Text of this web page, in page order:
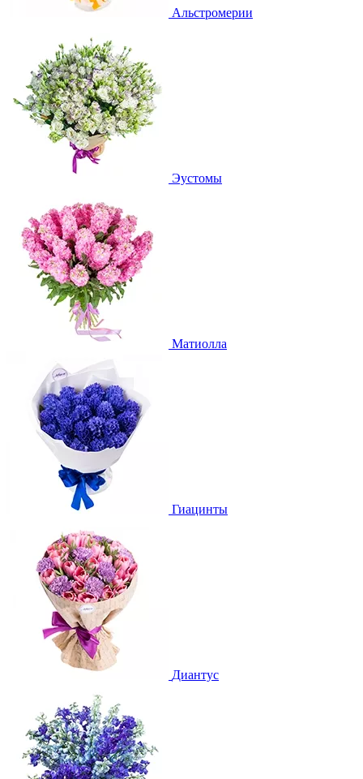
Альстромерии
Эустомы
Матиолла
Гиацинты
Диантус